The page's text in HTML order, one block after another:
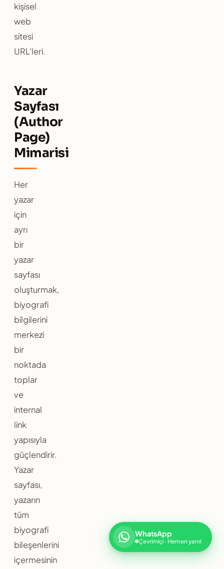
kişisel
web
sitesi
URL'leri.
Yazar
Sayfası
(Author
Page)
Mimarisi
Her
yazar
için
ayrı
bir
yazar
sayfası
oluşturmak,
biyografi
bilgilerini
merkezi
bir
noktada
toplar
ve
internal
link
yapısıyla
güçlendirir.
Yazar
sayfası,
yazarın
tüm
biyografi
bileşenlerini
içermesinin
WhatsApp
Çevrimiçi · Hemen yanıt